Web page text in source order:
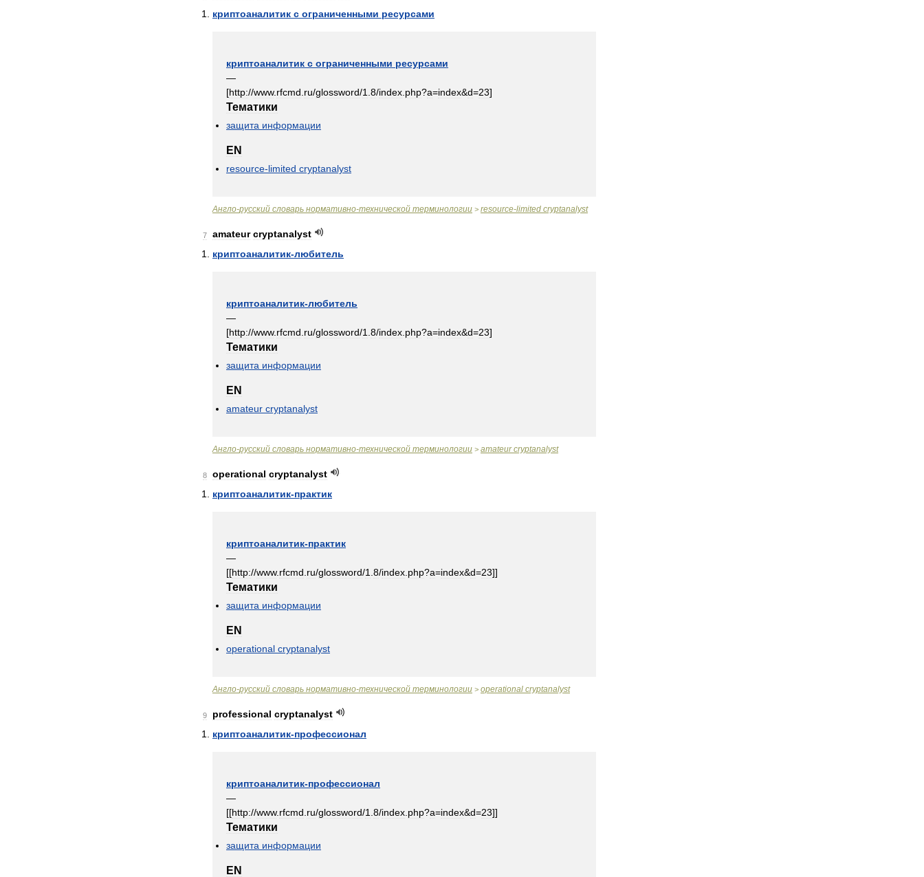
криптоаналитик с ограниченными ресурсами
криптоаналитик с ограниченными ресурсами
—
[http://www. rfcmd ru/glossword/1 8/index php?a=index&d=23]
Тематики
защита информации
EN
resource-limited cryptanalyst
Англо-русский словарь нормативно-технической терминологии > resource-limited cryptanalyst
7 amateur cryptanalyst
криптоаналитик-любитель
криптоаналитик-любитель
—
[http://www. rfcmd ru/glossword/1 8/index php?a=index&d=23]
Тематики
защита информации
EN
amateur cryptanalyst
Англо-русский словарь нормативно-технической терминологии > amateur cryptanalyst
8 operational cryptanalyst
криптоаналитик-практик
криптоаналитик-практик
—
[[http://www. rfcmd ru/glossword/1 8/index php?a=index&d=23]]
Тематики
защита информации
EN
operational cryptanalyst
Англо-русский словарь нормативно-технической терминологии > operational cryptanalyst
9 professional cryptanalyst
криптоаналитик-профессионал
криптоаналитик-профессионал
—
[[http://www. rfcmd ru/glossword/1 8/index php?a=index&d=23]]
Тематики
защита информации
EN